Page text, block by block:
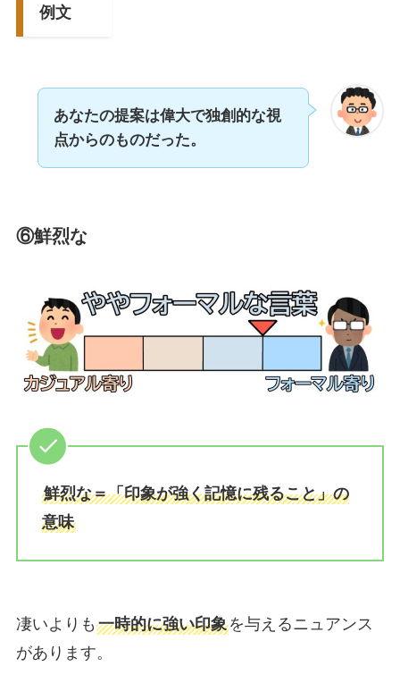
例文
あなたの提案は偉大で独創的な視
点からのものだった。
⑥鮮烈な
鮮烈な＝「印象が強く記憶に残ること」の
意味
凄いよりも 一時的に強い印象を与えるニュアンス
があります。